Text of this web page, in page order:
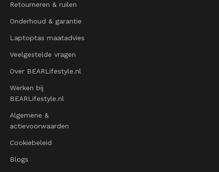
Retourneren & ruilen
Onderhoud & garantie
Laptoptas maatadvies
Veelgestelde vragen
Over BEARLifestyle.nl
Werken bij
BEARLifestyle.nl
Algemene &
actievoorwaarden
Cookiebeleid
Blogs